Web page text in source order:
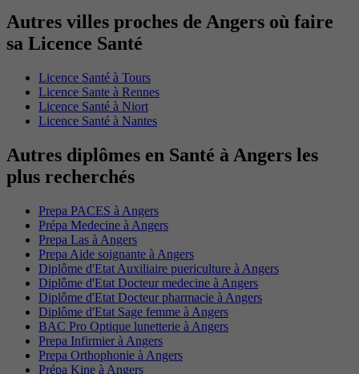
Autres villes proches de Angers où faire
sa Licence Santé
Licence Santé à Tours
Licence Sante à Rennes
Licence Santé à Niort
Licence Santé à Nantes
Autres diplômes en Santé à Angers les
plus recherchés
Prepa PACES à Angers
Prépa Medecine à Angers
Prepa Las à Angers
Prepa Aide soignante à Angers
Diplôme d'Etat Auxiliaire puericulture à Angers
Diplôme d'Etat Docteur medecine à Angers
Diplôme d'Etat Docteur pharmacie à Angers
Diplôme d'Etat Sage femme à Angers
BAC Pro Optique lunetterie à Angers
Prepa Infirmier à Angers
Prepa Orthophonie à Angers
Prépa Kine à Angers